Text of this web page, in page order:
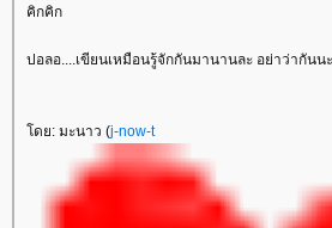
คิกคิก
ปอลอ....เขียนเหมือนรู้จักกันมานานละ อย่าว่ากันน
ดย: มะนาว (j-now-t